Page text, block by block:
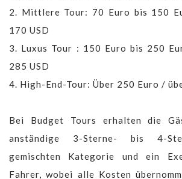
2. Mittlere Tour: 70 Euro bis 150
170 USD
3. Luxus Tour : 150 Euro bis 250
285 USD
4. High-End-Tour: Über 250 Euro /
Bei Budget Tours erhalten die
anständige 3-Sterne- bis 4-
gemischten Kategorie und ein
Fahrer, wobei alle Kosten